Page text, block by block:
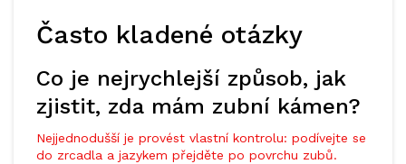
Často kladené otázky
Co je nejrychlejší způsob, jak
zjistit, zda mám zubní kámen?
Nejjednodušší je provést vlastní kontrolu: podívejte se
do zrcadla a jazykem přejděte po povrchu zubů.